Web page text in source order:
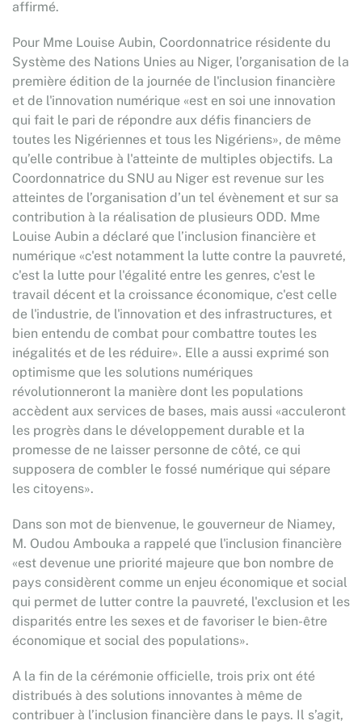
affirmé.
Pour Mme Louise Aubin, Coordonnatrice résidente du
Système des Nations Unies au Niger, l’organisation de la
première édition de la journée de l'inclusion financière
et de l'innovation numérique «est en soi une innovation
qui fait le pari de répondre aux défis financiers de
toutes les Nigériennes et tous les Nigériens», de même
qu’elle contribue à l'atteinte de multiples objectifs. La
Coordonnatrice du SNU au Niger est revenue sur les
atteintes de l’organisation d’un tel évènement et sur sa
contribution à la réalisation de plusieurs ODD. Mme
Louise Aubin a déclaré que l’inclusion financière et
numérique «c'est notamment la lutte contre la pauvreté,
c'est la lutte pour l'égalité entre les genres, c'est le
travail décent et la croissance économique, c'est celle
de l'industrie, de l'innovation et des infrastructures, et
bien entendu de combat pour combattre toutes les
inégalités et de les réduire». Elle a aussi exprimé son
optimisme que les solutions numériques
révolutionneront la manière dont les populations
accèdent aux services de bases, mais aussi «acculeront
les progrès dans le développement durable et la
promesse de ne laisser personne de côté, ce qui
supposera de combler le fossé numérique qui sépare
les citoyens».
Dans son mot de bienvenue, le gouverneur de Niamey,
M. Oudou Ambouka a rappelé que l'inclusion financière
«est devenue une priorité majeure que bon nombre de
pays considèrent comme un enjeu économique et social
qui permet de lutter contre la pauvreté, l'exclusion et les
disparités entre les sexes et de favoriser le bien-être
économique et social des populations».
A la fin de la cérémonie officielle, trois prix ont été
distribués à des solutions innovantes à même de
contribuer à l’inclusion financière dans le pays. Il s’agit,